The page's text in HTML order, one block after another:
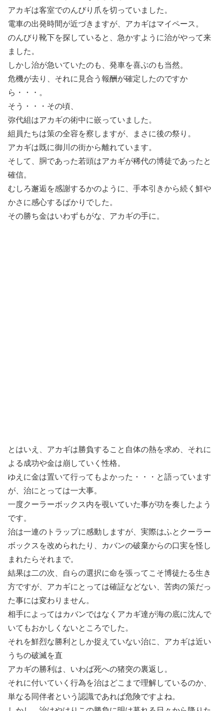
アカギは客室でのんびり爪を切っていました。
電車の出発時間が近づきますが、アカギはマイペース。
のんびり靴下を探していると、急かすように治がやって来
ました。
しかし治が急いていたのも、発車を喜ぶのも当然。
危機が去り、それに見合う報酬が確定したのですか
ら・・・。
そう・・・その頃、
弥代組はアカギの術中に嵌っていました。
組員たちは策の全容を察しますが、まさに後の祭り。
アカギは既に御川の街から離れています。
そして、胴であった若頭はアカギが稀代の博徒であったと
確信。
むしろ邂逅を感謝するかのように、手本引きから続く鮮や
かさに感心するばかりでした。
その勝ち金はいわずもがな、アカギの手に。
とはいえ、アカギは勝負すること自体の熱を求め、それに
よる成功や金は崩していく性格。
ゆえに金は置いて行ってもよかった・・・と語っています
が、治にとっては一大事。
一度クーラーボックス内を覗いていた事が功を奏したよう
です。
治は一連のトラップに感動しますが、実際はふとクーラー
ボックスを改められたり、カバンの破棄からの口実を怪し
まれたらそれまで。
結果は二の次、自らの選択に命を張ってこそ博徒たる生き
方ですが、アカギにとっては確証などない、苦肉の策だっ
た事には変わりません。
相手によってはカバンではなくアカギ達が海の底に沈んで
いてもおかしくないところでした。
それを鮮烈な勝利としか捉えていない治に、アカギは近い
うちの破滅を直
アカギの勝利は、いわば死への猪突の裏返し。
それに付いていく行為を治はどこまで理解しているのか、
単なる同伴者という認識であれば危険ですよね。